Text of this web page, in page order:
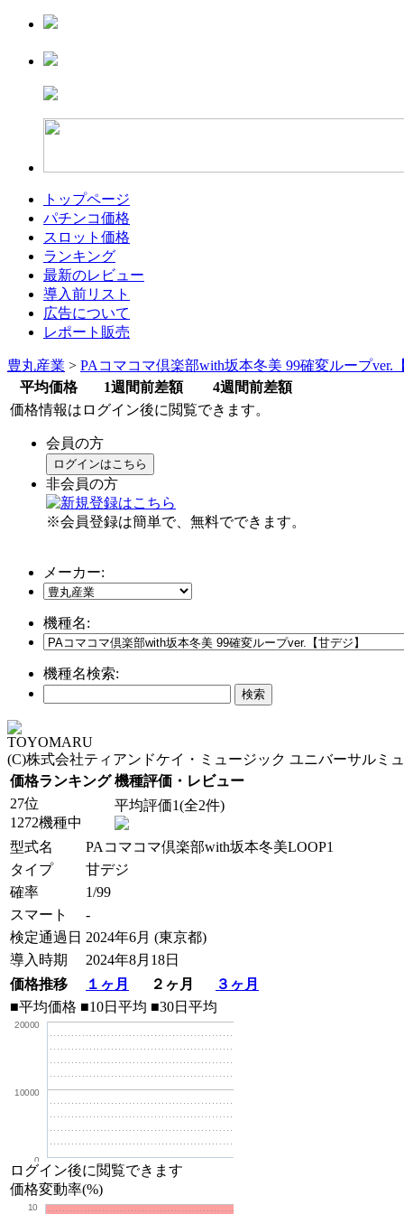
トップページ
パチンコ価格
スロット価格
ランキング
最新のレビュー
導入前リスト
広告について
レポート販売
豊丸産業 > PAコマコマ倶楽部with坂本冬美 99確変ループver.
平均価格
1週間前差額
4週間前差額
価格情報はログイン後に閲覧できます。
会員の方
ログインはこちら
非会員の方
※会員登録は簡単で、無料でできます。
メーカー:
機種名:
機種名検索:
TOYOMARU
(C)株式会社ティアンドケイ・ミュージック ユニバーサルミ
価格ランキング 機種評価・レビュー
27位
1272機種中
平均評価1(全2件)
型式名
PAコマコマ倶楽部with坂本冬美LOOP1
タイプ
甘デジ
確率
1/99
スマート
-
検定通過日 2024年6月 (東京都)
導入時期
2024年8月18日
価格推移
１ヶ月 ２ヶ月
３ヶ月
■平均価格 ■10日平均 ■30日平均
0
10000
20000
ログイン後に閲覧できます
価格変動率(%)
10